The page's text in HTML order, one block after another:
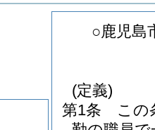
○鹿児島
(定義)
第1条
この